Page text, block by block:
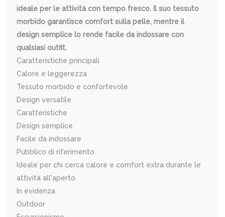
ideale per le attività con tempo fresco. Il suo tessuto
morbido garantisce comfort sulla pelle, mentre il
design semplice lo rende facile da indossare con
qualsiasi outfit.
Caratteristiche principali
Calore e leggerezza
Tessuto morbido e confortevole
Design versatile
Caratteristiche
Design semplice
Facile da indossare
Pubblico di riferimento
Ideale per chi cerca calore e comfort extra durante le
attività all'aperto.
In evidenza
Outdoor